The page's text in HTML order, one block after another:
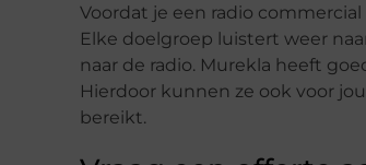
Voordat je een radio
Elke doelgroep luistert weer
naar de radio. Murekla heeft
Hierdoor kunnen ze ook voor
bereikt.